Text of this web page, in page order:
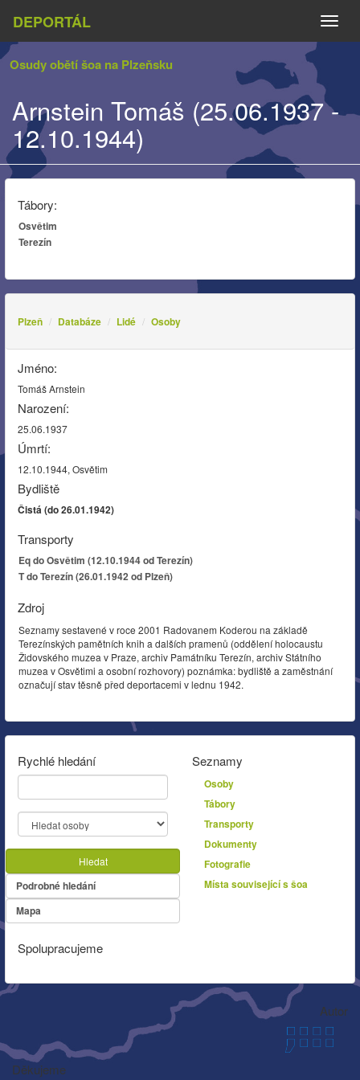
DEPORTÁL
Osudy obětí šoa na Plzeňsku
Arnstein Tomáš (25.06.1937 -
12.10.1944)
Tábory:
Osvětim
Terezín
Plzeň Databáze Lidé Osoby
Jméno:
Tomáš Arnstein
Narození:
25.06.1937
Úmrtí:
12.10.1944, Osvětim
Bydliště
Čistá (do 26.01.1942)
Transporty
Eq do Osvětim (12.10.1944 od Terezín)
T do Terezín (26.01.1942 od Plzeň)
Zdroj
Seznamy sestavené v roce 2001 Radovanem Koderou na základě
Terezínských pamětních knih a dalších pramenů (oddělení holocaustu
Židovského muzea v Praze, archiv Památníku Terezín, archiv Státního
muzea v Osvětimi a osobní rozhovory) poznámka: bydliště a zaměstnání
označují stav těsně před deportacemi v lednu 1942.
Rychlé hledání
Hledat
Podrobné hledání
Mapa
Seznamy
Osoby
Tábory
Transporty
Dokumenty
Fotografie
Místa související s šoa
Spolupracujeme
Autor
Děkujeme